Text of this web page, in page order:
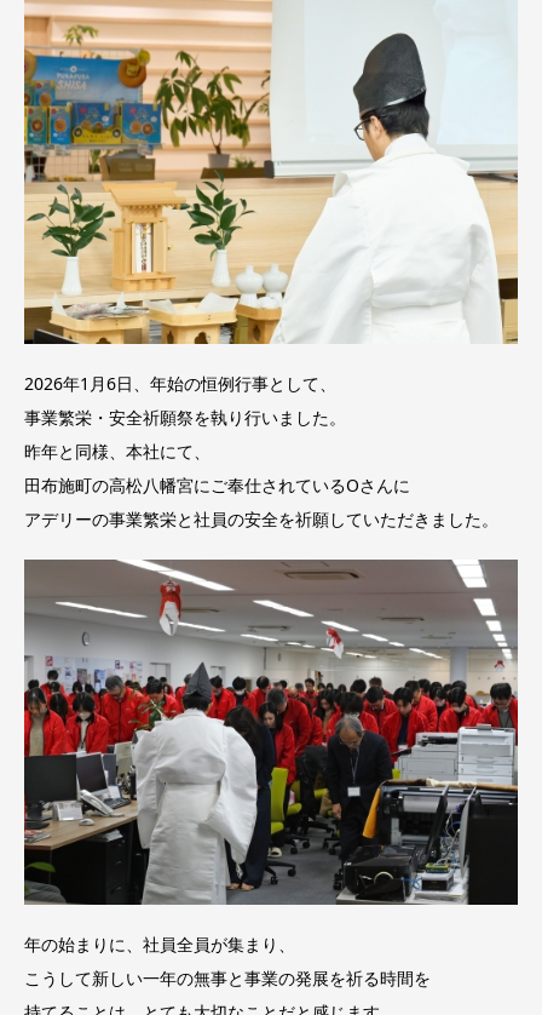
2026年1月6日、年始の恒例行事として、
事業繁栄・安全祈願祭を執り行いました。
昨年と同様、本社にて、
田布施町の高松八幡宮にご奉仕されているOさんに
アデリーの事業繁栄と社員の安全を祈願していただきました。
年の始まりに、社員全員が集まり、
こうして新しい一年の無事と事業の発展を祈る時間を